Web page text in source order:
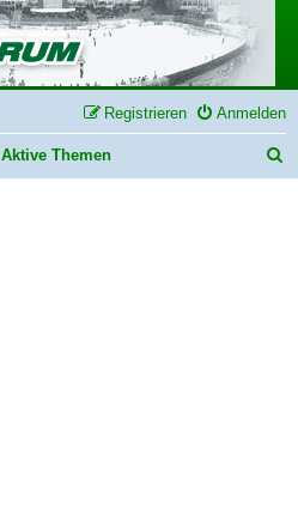
Anmelden
Registrieren
Aktive Themen